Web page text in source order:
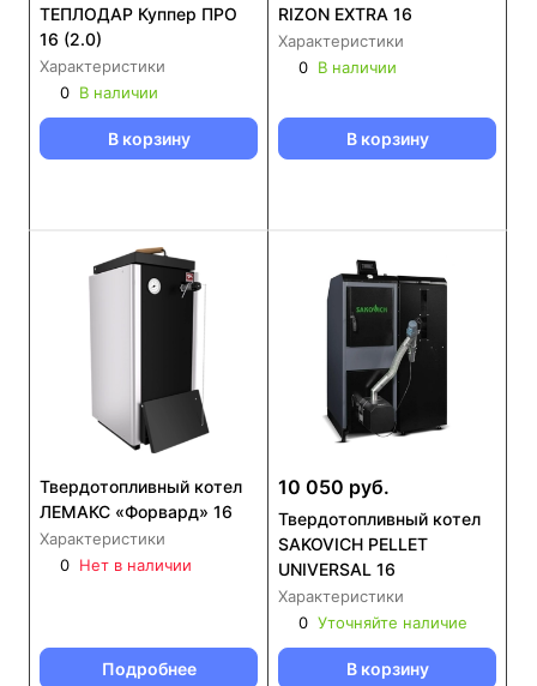
ТЕПЛОДАР Куппер ПРО
16 (2.0)
Характеристики
0 В наличии
В корзину
RIZON EXTRA 16
Характеристики
0 В наличии
В корзину
Твердотопливный котел
ЛЕМАКС «Форвард» 16
Характеристики
0 Нет в наличии
Подробнее
10 050 руб.
Твердотопливный котел
SAKOVICH PELLET
UNIVERSAL 16
Характеристики
0 Уточняйте наличие
В корзину